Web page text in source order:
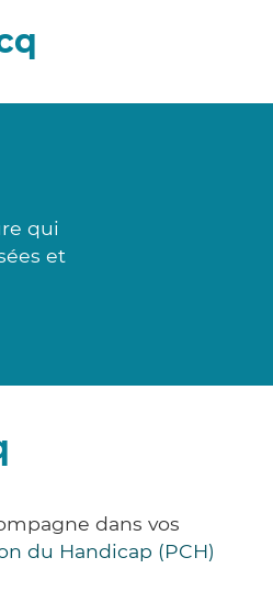
qui
et
dans vos
du Handicap (PCH)